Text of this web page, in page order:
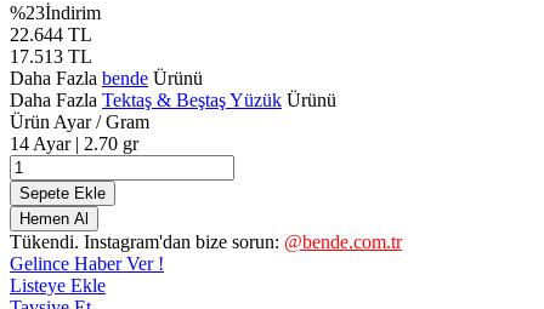
%23İndirim
22.644 TL
17.513 TL
Daha Fazla bende Ürünü
Daha Fazla Tektaş & Beştaş Yüzük Ürünü
Ürün Ayar / Gram
14 Ayar | 2.70 gr
Sepete Ekle
Hemen Al
Tükendi. Instagram'dan bize sorun: @bende.com.tr
Gelince Haber Ver !
Listeye Ekle